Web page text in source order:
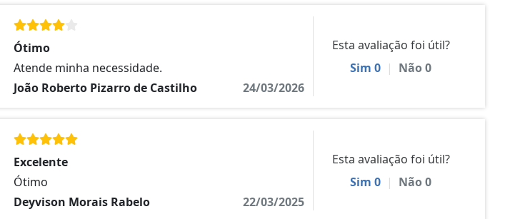
Ótimo
Atende minha necessidade.
João Roberto Pizarro de Castilho
24/03/2026
Esta avaliação foi útil?
Sim 0 | Não0
Excelente
Ótimo
Deyvison Morais Rabelo
22/03/2025
Esta avaliação foi útil?
Sim 0 | Não0